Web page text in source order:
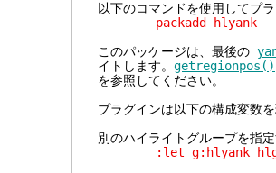
以下のコマンドを使用してプ
packadd hlyank
このパッケージは、最後の
イトします。 getregionpos()
を参照してください。
プラグインは以下の構成変数
別のハイライトグループを指
:let